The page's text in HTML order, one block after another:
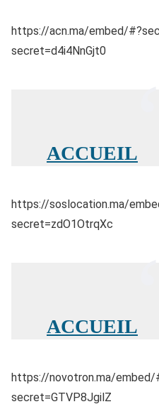
https://acn.ma/embed/
secret=d4i4NnGjt0
ACCUEIL
https://soslocation.ma/
secret=zdO1OtrqXc
ACCUEIL
https://novotron.ma/embed/
secret=GTVP8JgilZ